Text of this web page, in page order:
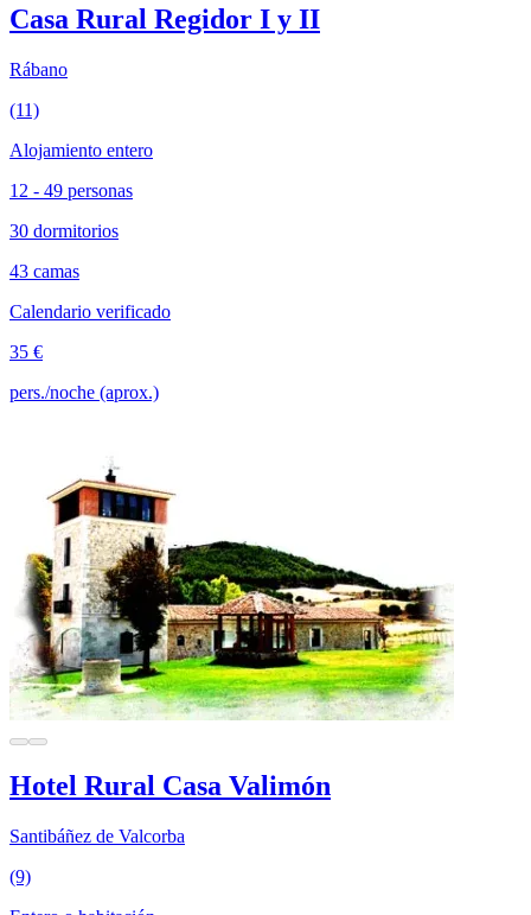
Casa Rural Regidor I y II
Rábano
(11)
Alojamiento entero
12 - 49 personas
30 dormitorios
43 camas
Calendario verificado
35 €
pers./noche (aprox.)
Hotel Rural Casa Valimón
Santibáñez de Valcorba
(9)